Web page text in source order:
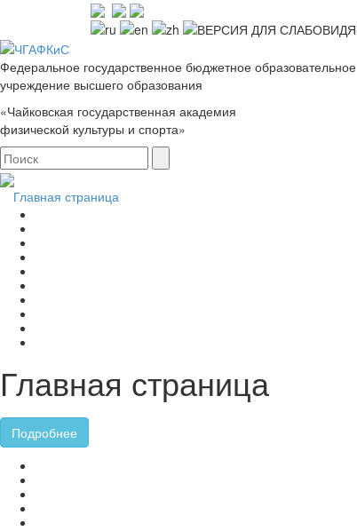
Федеральное государственное бюджетное образовательное
учреждение высшего образования
«Чайковская государственная академия
физической культуры и спорта»
Главная страница
Главная страница
Подробнее